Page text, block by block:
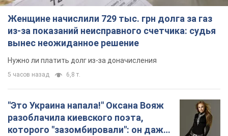
Женщине начислили 729 тыс. грн долга за газ
из-за показаний неисправного счетчика: судья
вынес неожиданное решение
Нужно ли платить долг из-за доначисления
5 часов назад 6,8 т.
"Это Украина напала!" Оксана Вояж
разоблачила киевского поэта,
которого "зазомбировали": он даже